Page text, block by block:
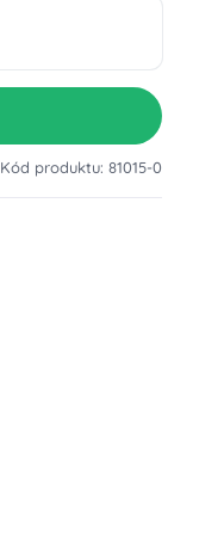
Kód produktu: 81015-0